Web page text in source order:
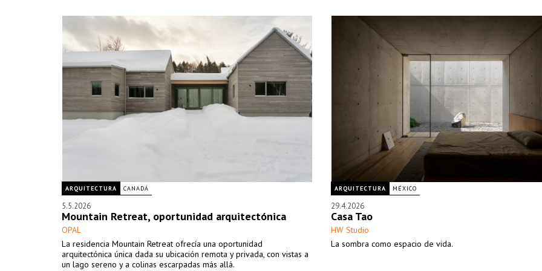
ARQUITECTURA CANADÁ
5.5.2026
Mountain Retreat, oportunidad arquitectónica
OPAL
La residencia Mountain Retreat ofrecía una oportunidad
arquitectónica única dada su ubicación remota y privada, con vistas a
un lago sereno y a colinas escarpadas más allá.
ARQUITECTURA MÉXICO
29.4.2026
Casa Tao
HW Studio
La sombra como espacio de vida.